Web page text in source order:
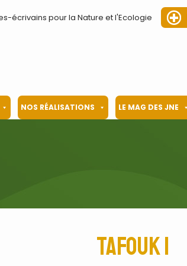
écrivains pour la Nature et l'Ecologie
NOS RÉALISATIONS LE MAG DES JNE
Tafouk 1